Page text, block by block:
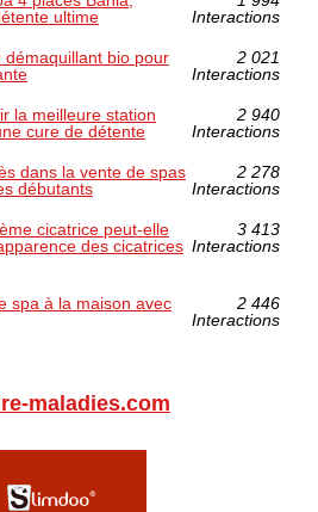
ultime
Interactions
démaquillant bio pour
2 021
Interactions
la meilleure station
cure de détente
2 940
Interactions
dans la vente de spas
débutants
2 278
Interactions
cicatrice peut-elle
des cicatrices
3 413
Interactions
spa à la maison avec
2 446
Interactions
maladies.com